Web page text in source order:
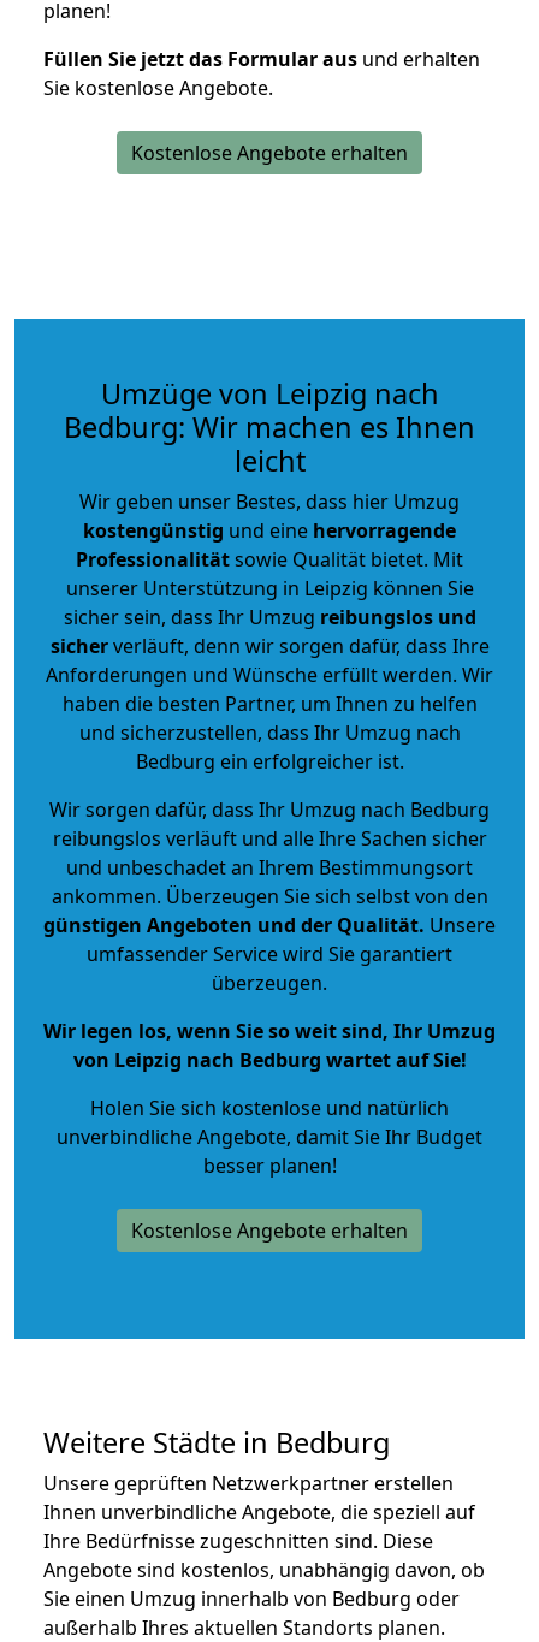
planen!
Füllen Sie jetzt das Formular aus und erhalten
Sie kostenlose Angebote.
Kostenlose Angebote erhalten
Umzüge von Leipzig nach
Bedburg: Wir machen es Ihnen
leicht
Wir geben unser Bestes, dass hier Umzug
kostengünstig und eine hervorragende
Professionalitätsowie Qualität bietet. Mit
unserer Unterstützung in Leipzig können Sie
sicher sein, dass Ihr Umzug reibungslos und
sicherverläuft, denn wir sorgen dafür, dass Ihre
Anforderungen und Wünsche erfüllt werden. Wir
haben die besten Partner, um Ihnen zu helfen
und sicherzustellen, dass Ihr Umzug nach
Bedburg ein erfolgreicher ist.
Wir sorgen dafür, dass Ihr Umzug nach Bedburg
reibungslos verläuft und alle Ihre Sachen sicher
und unbeschadet an Ihrem Bestimmungsort
ankommen. Überzeugen Sie sich selbst von den
günstigen Angeboten und der Qualität. Unsere
umfassender Service wird Sie garantiert
überzeugen.
Wir legen los, wenn Sie so weit sind, Ihr Umzug
von Leipzig nach Bedburg wartet auf Sie!
Holen Sie sich kostenlose und natürlich
unverbindliche Angebote, damit Sie Ihr Budget
besser planen!
Kostenlose Angebote erhalten
Weitere Städte in Bedburg
Unsere geprüften Netzwerkpartner erstellen
Ihnen unverbindliche Angebote, die speziell auf
Ihre Bedürfnisse zugeschnitten sind. Diese
Angebote sind kostenlos, unabhängig davon, ob
Sie einen Umzug innerhalb von Bedburg oder
außerhalb Ihres aktuellen Standorts planen.